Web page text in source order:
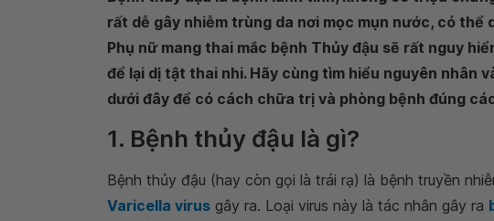
rất dễ gây nhiễm trùng da nơi mọc mụn nước, có thể
Phụ nữ mang thai mắc bệnh Thủy đậu sẽ rất nguy
để lại dị tật thai nhi. Hãy cùng tìm hiểu nguyên nhân
dưới đây để có cách chữa trị và phòng bệnh đúng
1. Bệnh thủy đậu là gì?
Bệnh thủy đậu (hay còn gọi là trái rạ) là bệnh truyền
Varicella virus gây ra. Loại virus này là tác nhân gây ra